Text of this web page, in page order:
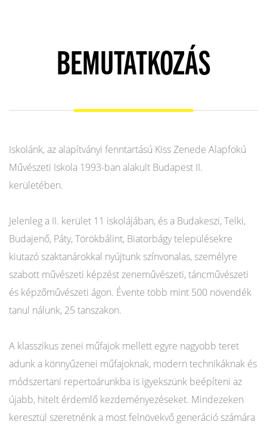
BEMUTATKOZÁS
Iskolánk, az alapítványi fenntartású Kiss Zenede Alapfokú
Művészeti Iskola 1993-ban alakult Budapest II.
kerületében.
Jelenleg a II. kerület 11 iskolájában, és a Budakeszi, Telki,
Budajenő, Páty, Törökbálint, Biatorbágy településekre
kiutazó szaktanárokkal nyújtunk színvonalas, személyre
szabott művészeti képzést zeneművészeti, táncművészeti
és képzőművészeti ágon. Évente több mint 500 növendék
tanul nálunk, 25 tanszakon.
A klasszikus zenei műfajok mellett egyre nagyobb teret
adunk a könnyűzenei műfajoknak, modern technikáknak és
módszertani repertoárunkba is igyekszünk beépíteni az
újabb, hitelt érdemlő kezdeményezéseket. Mindezeken
keresztül szeretnénk a most felnövekvő generáció számára